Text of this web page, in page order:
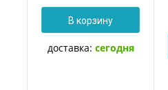
В корзину
доставка: сегодня